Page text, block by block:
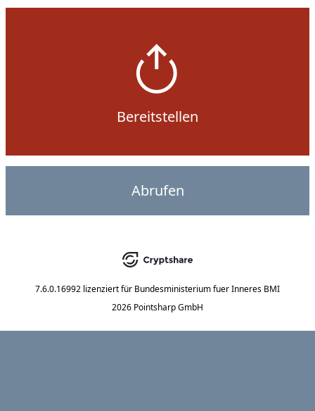
Bereitstellen
Abrufen
7.6.0.16992 lizenziert für Bundesministerium fuer Inneres BMI
2026 Pointsharp GmbH